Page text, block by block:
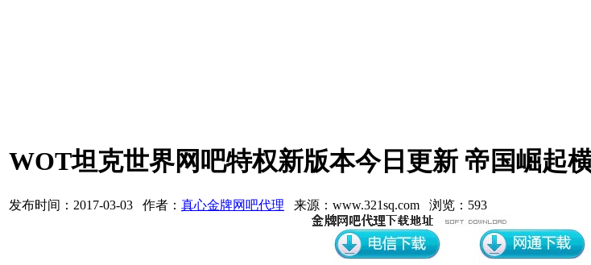
WOT坦克世界网吧特权新版本今日更新 帝国崛起
发布时间：2017-03-03 作者： 真心金牌网吧代理 来源：www.321sq.com 浏览：593